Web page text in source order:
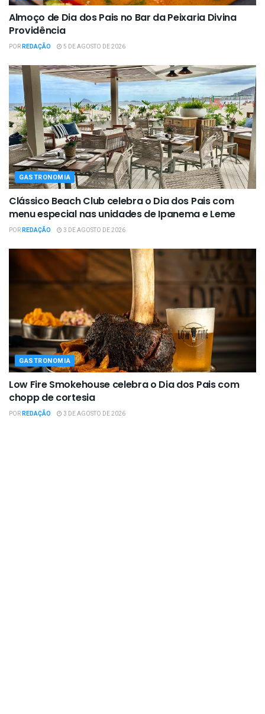
Almoço de Dia dos Pais no Bar da Peixaria Divina
Providência
PORREDAÇÃO 5 DE AGOSTO DE 2026
GASTRONOMIA
Clássico Beach Club celebra o Dia dos Pais com
menu especial nas unidades de Ipanema e Leme
PORREDAÇÃO 3 DE AGOSTO DE 2026
GASTRONOMIA
Low Fire Smokehouse celebra o Dia dos Pais com
chopp de cortesia
PORREDAÇÃO 3 DE AGOSTO DE 2026